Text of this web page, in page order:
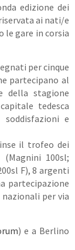
edizione dei
ai nati/e
le gare in corsia
per cinque
partecipano al
della stagione
tedesca
e
il trofeo dei
100sl;
F), 8 argenti
partecipazione
per via
) e a Berlino